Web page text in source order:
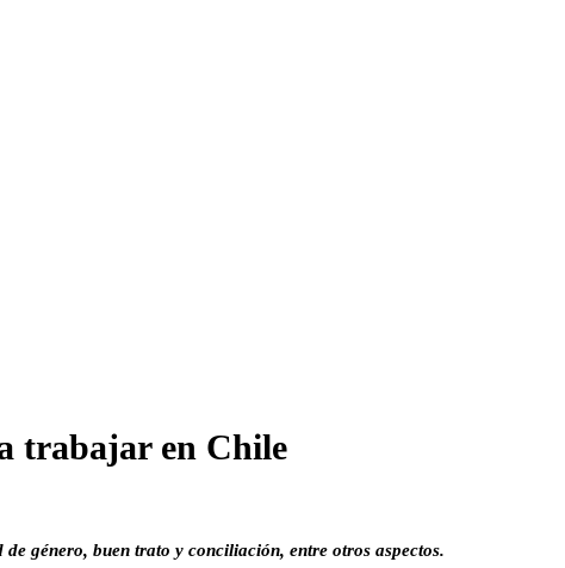
trabajar en Chile
género, buen trato y conciliación, entre otros aspectos.